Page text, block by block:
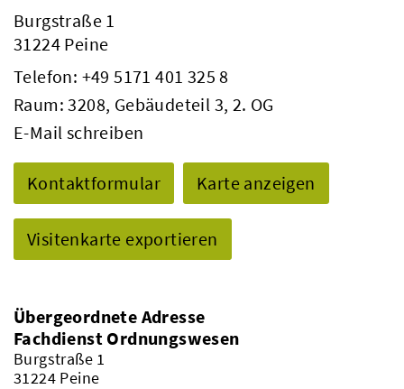
Burgstraße 1
31224 Peine
Telefon: +49 5171 401 325 8
Raum: 3208, Gebäudeteil 3, 2. OG
E-Mail schreiben
Kontaktformular Karte anzeigen
Visitenkarte exportieren
Übergeordnete Adresse
Fachdienst Ordnungswesen
Burgstraße 1
31224 Peine